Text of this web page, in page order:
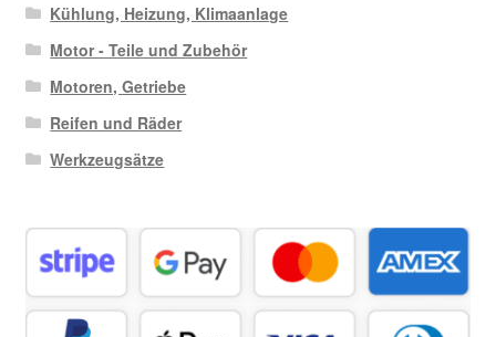
Kühlung, Heizung, Klimaanlage
Motor - Teile und Zubehör
Motoren, Getriebe
Reifen und Räder
Werkzeugsätze